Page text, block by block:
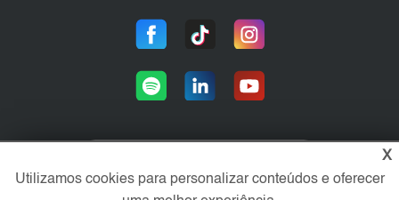
Área exclusiva aos anunciantes,
acesse sua conta:
X
Utilizamos cookies para personalizar conteúdos e oferecer